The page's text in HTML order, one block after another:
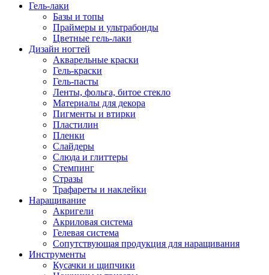
Гель-лаки
Базы и топы
Праймеры и ультрабонды
Цветные гель-лаки
Дизайн ногтей
Акварельные краски
Гель-краски
Гель-пасты
Ленты, фольга, битое стекло
Материалы для декора
Пигменты и втирки
Пластилин
Пленки
Слайдеры
Слюда и глиттеры
Стемпинг
Стразы
Трафареты и наклейки
Наращивание
Акригели
Акриловая система
Гелевая система
Сопутствующая продукция для наращивания
Инструменты
Кусачки и щипчики